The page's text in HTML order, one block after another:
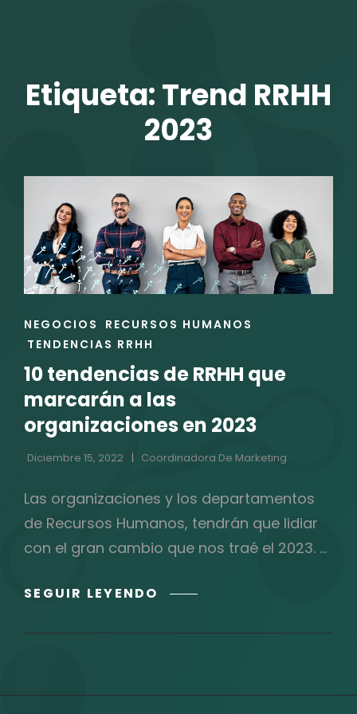
Etiqueta:Trend RRHH
2023
ENLACES
DE
CATEGORÍAS
NEGOCIOS
RECURSOS HUMANOS
TENDENCIAS RRHH
10 tendencias de RRHH que
marcarán a las
organizaciones en 2023
Diciembre 15, 2022 Coordinadora De Marketing
Las organizaciones y los departamentos
de Recursos Humanos, tendrán que lidiar
con el gran cambio que nos traé el 2023. …
SEGUIR LEYENDO 10
DE
MARCARÁN